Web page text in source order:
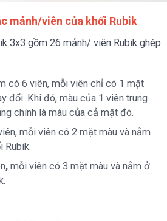
mảnh/viên của khối Rubik
3x3 gồm 26 mảnh/ viên Rubik ghép
có 6 viên, mỗi viên chỉ có 1 mặt
đổi. Khi đó, màu của 1 viên trung
chính là màu của cả mặt đó.
mỗi viên có 2 mặt màu và nằm
Rubik.
, mỗi viên có 3 mặt màu và nằm ở